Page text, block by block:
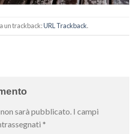
un trackback:URL Trackback.
sarà pubblicato. I campi
*